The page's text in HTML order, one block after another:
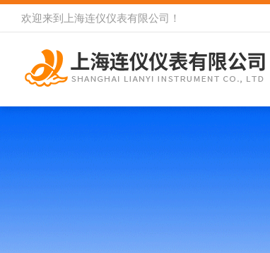
欢迎来到 上海连仪仪表有限公司 ！